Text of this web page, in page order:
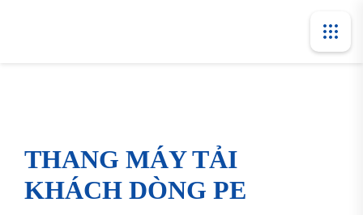
THANG MÁY TẢI
KHÁCH DÒNG PE